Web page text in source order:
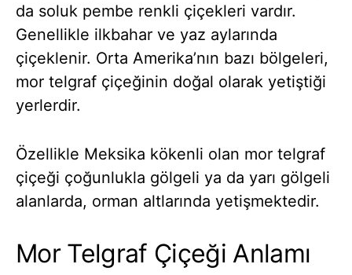
da soluk pembe renkli çiçekleri vardır.
Genellikle ilkbahar ve yaz aylarında
çiçeklenir. Orta Amerika’nın bazı bölgeleri,
mor telgraf çiçeğinin doğal olarak yetiştiği
yerlerdir.
Özellikle Meksika kökenli olan mor telgraf
çiçeği çoğunlukla gölgeli ya da yarı gölgeli
alanlarda, orman altlarında yetişmektedir.
Mor Telgraf Çiçeği Anlamı